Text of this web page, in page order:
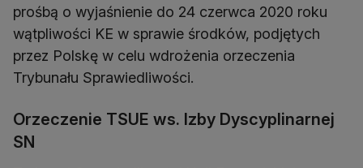
prośbą o wyjaśnienie do 24 czerwca 2020 roku
wątpliwości KE w sprawie środków, podjętych
przez Polskę w celu wdrożenia orzeczenia
Trybunału Sprawiedliwości.
Orzeczenie TSUE ws. Izby Dyscyplinarnej
SN